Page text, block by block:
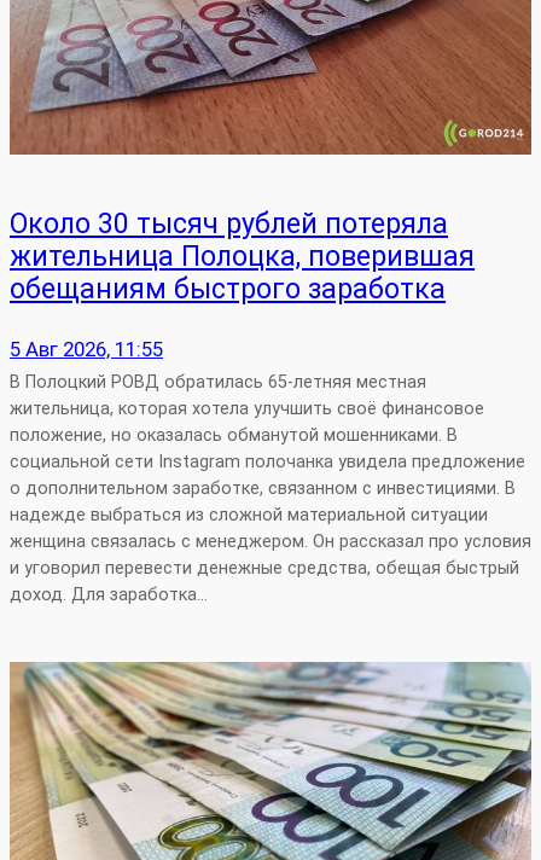
Около 30 тысяч рублей потеряла
жительница Полоцка, поверившая
обещаниям быстрого заработка
5 Авг 2026, 11:55
В Полоцкий РОВД обратилась 65-летняя местная
жительница, которая хотела улучшить своё финансовое
положение, но оказалась обманутой мошенниками. В
социальной сети Instagram полочанка увидела предложение
о дополнительном заработке, связанном с инвестициями. В
надежде выбраться из сложной материальной ситуации
женщина связалась с менеджером. Он рассказал про условия
и уговорил перевести денежные средства, обещая быстрый
доход. Для заработка…